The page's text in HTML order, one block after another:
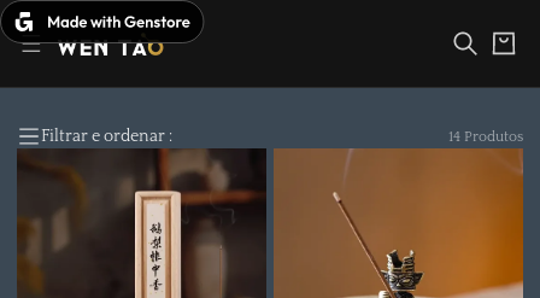
Saltar
para
conteúdo
Carrinho
Filtrar e ordenar : 14 Produtos